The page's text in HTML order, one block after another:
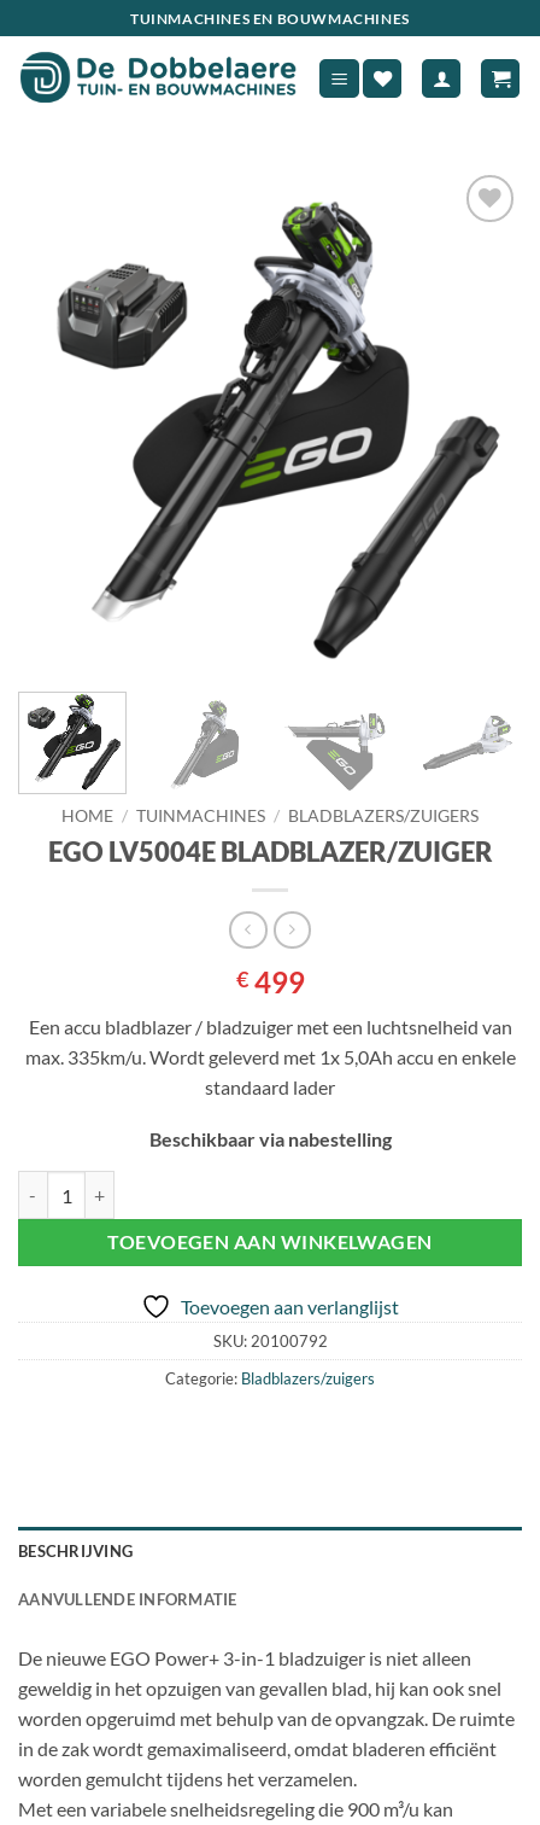
naar
inhoud
TUINMACHINES EN BOUWMACHINES
HOME / TUINMACHINES / BLADBLAZERS/ZUIGERS
EGO LV5004E BLADBLAZER/ZUIGER
€499
Een accu bladblazer / bladzuiger met een luchtsnelheid van
max. 335km/u. Wordt geleverd met 1x 5,0Ah accu en enkele
standaard lader
Beschikbaar via nabestelling
TOEVOEGEN AAN WINKELWAGEN
Toevoegen aan verlanglijst
SKU: 20100792
Categorie: Bladblazers/zuigers
BESCHRIJVING
AANVULLENDE INFORMATIE
De nieuwe EGO Power+ 3-in-1 bladzuiger is niet alleen
geweldig in het opzuigen van gevallen blad, hij kan ook snel
worden opgeruimd met behulp van de opvangzak. De ruimte
in de zak wordt gemaximaliseerd, omdat bladeren efficiënt
worden gemulcht tijdens het verzamelen.
Met een variabele snelheidsregeling die 900 m³/u kan